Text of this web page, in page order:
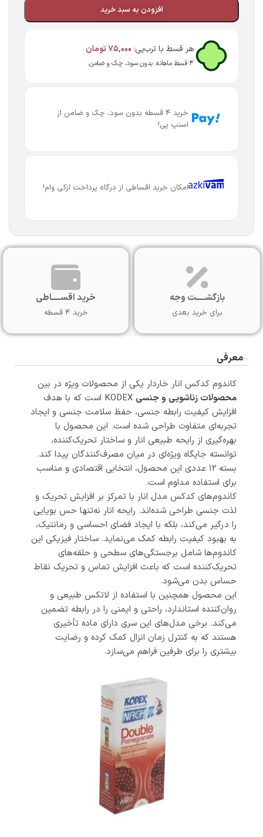
افزودن به سبد خرید
هر قسط با ترب‌پی: ۷۵,۰۰۰تومان
۴ قسط ماهانه. بدون سود، چک و ضامن.
خرید 4 قسطه بدون سود، چک و ضامن از
اسنپ پی!
امکان خرید اقساطی از درگاه پرداخت ازکی وام!
بازگشـــــت وجه
برای خرید بعدی
خرید اقســـــاطی
خرید 4 قسطه
معرفی
کاندوم کدکس انار خاردار یکی از محصولات ویژه در بین
محصولات زناشویی و جنسی
KODEX است که با هدف
افزایش کیفیت رابطه جنسی، حفظ سلامت جنسی و ایجاد
تجربه‌ای متفاوت طراحی شده است. این محصول با
بهره‌گیری از رایحه طبیعی انار و ساختار تحریک‌کننده،
توانسته جایگاه ویژه‌ای در میان مصرف‌کنندگان پیدا کند.
بسته ۱۲ عددی این محصول، انتخابی اقتصادی و مناسب
برای استفاده مداوم است.
کاندوم‌های کدکس مدل انار با تمرکز بر افزایش تحریک و
لذت جنسی طراحی شده‌اند. رایحه انار نه‌تنها حس بویایی
را درگیر می‌کند، بلکه با ایجاد فضای احساسی و رمانتیک،
به بهبود کیفیت رابطه کمک می‌نماید. ساختار فیزیکی این
کاندوم‌ها شامل برجستگی‌های سطحی و حلقه‌های
تحریک‌کننده است که باعث افزایش تماس و تحریک نقاط
حساس بدن می‌شود.
این محصول همچنین با استفاده از لاتکس طبیعی و
روان‌کننده استاندارد، راحتی و ایمنی را در رابطه تضمین
می‌کند. برخی مدل‌های این سری دارای ماده تأخیری
هستند که به کنترل زمان انزال کمک کرده و رضایت
بیشتری را برای طرفین فراهم می‌سازد.